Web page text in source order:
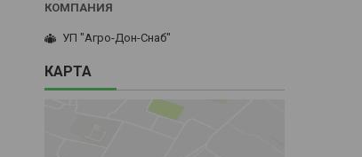
УП "Агро-Дон-Снаб"
КАРТА